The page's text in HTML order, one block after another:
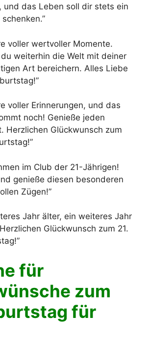
und das Leben soll dir stets ein
voller wertvoller Momente.
weiterhin die Welt mit deiner
Art bereichern. Alles Liebe
voller Erinnerungen, und das
noch! Genieße jeden
Herzlichen Glückwunsch zum
im Club der 21-Jährigen!
genieße diesen besonderen
Zügen!”
Jahr älter, ein weiteres Jahr
Glückwunsch zum 21.
für
zum
für